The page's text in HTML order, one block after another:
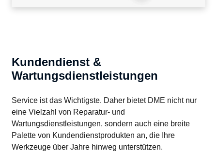
Kundendienst &
Wartungsdienstleistungen
Service ist das Wichtigste. Daher bietet DME nicht nur
eine Vielzahl von Reparatur- und
Wartungsdienstleistungen, sondern auch eine breite
Palette von Kundendienstprodukten an, die Ihre
Werkzeuge über Jahre hinweg unterstützen.